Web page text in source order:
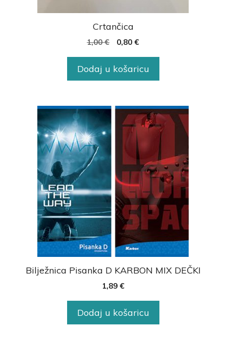
Crtančica
1,00€ 0,80 €
Dodaj u košaricu
Bilježnica Pisanka D KARBON MIX DEČKI
1,89 €
Dodaj u košaricu